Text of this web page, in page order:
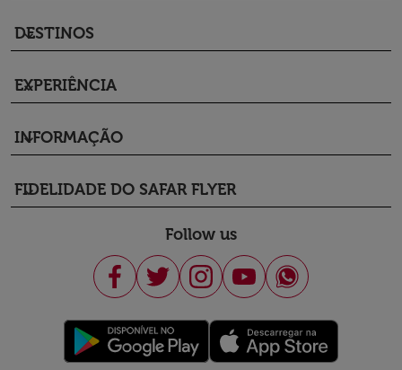
DESTINOS
keyboard_arrow_down
EXPERIÊNCIA
keyboard_arrow_down
INFORMAÇÃO
keyboard_arrow_down
FIDELIDADE DO SAFAR FLYER
keyboard_arrow_down
Follow us